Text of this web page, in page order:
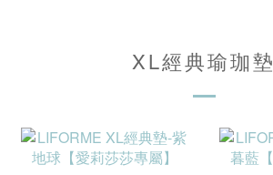
XL經典瑜珈墊